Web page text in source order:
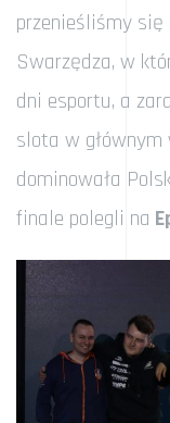
przenieśliśmy się
Swarzędza, w
dni esportu, a
slota w głównym
dominowała
finale polegli na